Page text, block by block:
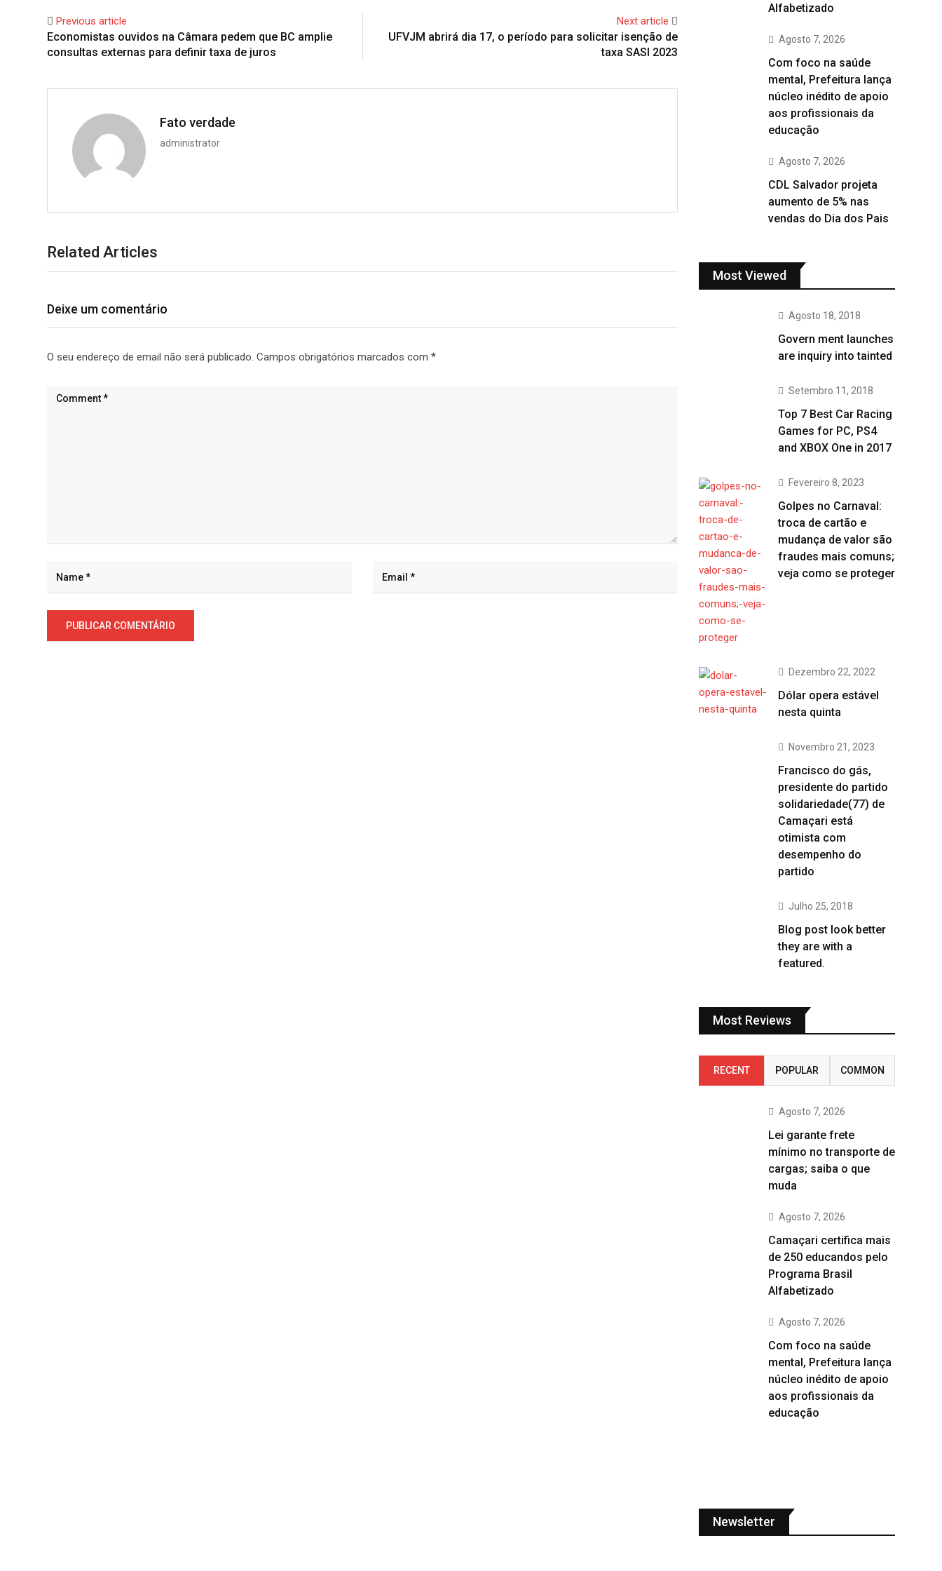
Previous article
Economistas ouvidos na Câmara pedem que BC amplie
consultas externas para definir taxa de juros
Next article
UFVJM abrirá dia 17, o período para solicitar isenção de
taxa SASI 2023
Fato verdade
administrator
Related Articles
Deixe um comentário
O seu endereço de email não será publicado. Campos obrigatórios marcados com *
Alfabetizado
Agosto 7, 2026
Com foco na saúde
mental, Prefeitura lança
núcleo inédito de apoio
aos profissionais da
educação
Agosto 7, 2026
CDL Salvador projeta
aumento de 5% nas
vendas do Dia dos Pais
Most Viewed
Agosto 18, 2018
Govern ment launches
are inquiry into tainted
Setembro 11, 2018
Top 7 Best Car Racing
Games for PC, PS4
and XBOX One in 2017
Fevereiro 8, 2023
Golpes no Carnaval:
troca de cartão e
mudança de valor são
fraudes mais comuns;
veja como se proteger
Dezembro 22, 2022
Dólar opera estável
nesta quinta
Novembro 21, 2023
Francisco do gás,
presidente do partido
solidariedade(77) de
Camaçari está
otimista com
desempenho do
partido
Julho 25, 2018
Blog post look better
they are with a
featured.
Most Reviews
RECENT POPULAR COMMON
Agosto 7, 2026
Lei garante frete
mínimo no transporte de
cargas; saiba o que
muda
Agosto 7, 2026
Camaçari certifica mais
de 250 educandos pelo
Programa Brasil
Alfabetizado
Agosto 7, 2026
Com foco na saúde
mental, Prefeitura lança
núcleo inédito de apoio
aos profissionais da
educação
Newsletter